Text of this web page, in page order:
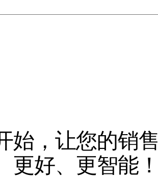
始，让您的销售
更好、更智能！